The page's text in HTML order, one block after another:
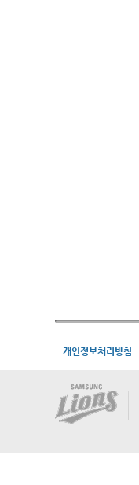
개인정보처리방침